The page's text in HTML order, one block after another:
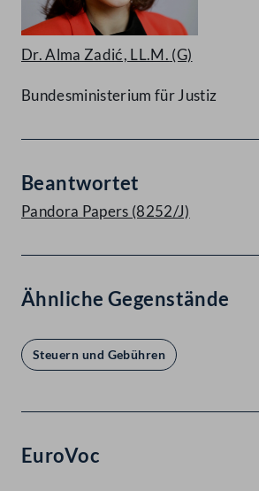
Dr. Alma Zadić, LL.M. (G)
Bundesministerium für Justiz
Beantwortet
Pandora Papers (8252/J)
Ähnliche Gegenstände
Steuern und Gebühren
EuroVoc